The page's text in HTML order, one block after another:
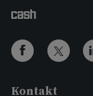
Kontakt